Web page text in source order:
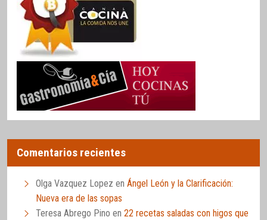
Comentarios recientes
Olga Vazquez Lopez en Ángel León y la Clarificación:
Nueva era de las sopas
Teresa Abrego Pino en 22 recetas saladas con higos que